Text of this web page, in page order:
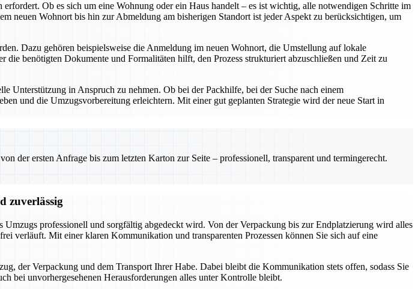
Ob es sich um eine Wohnung oder ein Haus handelt – es ist wichtig, alle notwendigen Schritte im
neuen Wohnort bis hin zur Abmeldung am bisherigen Standort ist jeder Aspekt zu berücksichtigen, um
Dazu gehören beispielsweise die Anmeldung im neuen Wohnort, die Umstellung auf lokale
benötigten Dokumente und Formalitäten hilft, den Prozess strukturiert abzuschließen und Zeit zu
Unterstützung in Anspruch zu nehmen. Ob bei der Packhilfe, bei der Suche nach einem
und die Umzugsvorbereitung erleichtern. Mit einer gut geplanten Strategie wird der neue Start in
der ersten Anfrage bis zum letzten Karton zur Seite – professionell, transparent und termingerecht.
zuverlässig
professionell und sorgfältig abgedeckt wird. Von der Verpackung bis zur Endplatzierung wird alles
verläuft. Mit einer klaren Kommunikation und transparenten Prozessen können Sie sich auf eine
der Verpackung und dem Transport Ihrer Habe. Dabei bleibt die Kommunikation stets offen, sodass Sie
bei unvorhergesehenen Herausforderungen alles unter Kontrolle bleibt.